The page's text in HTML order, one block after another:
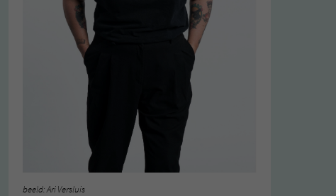
beeld: Ari Versluis